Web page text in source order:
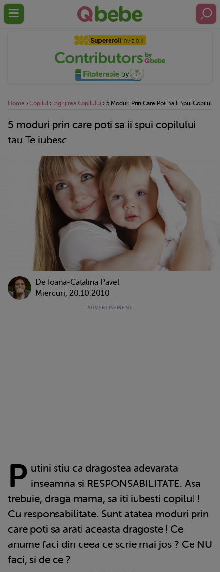
Home › Copilul › Ingrijirea Copilului › 5 Moduri Prin Care Poti Sa Ii Spui Copilului
5 moduri prin care poti sa ii spui copilului
tau Te iubesc
De Ioana-Catalina Pavel
Miercuri, 20.10.2010
P utini stiu ca dragostea adevarata
inseamna si RESPONSABILITATE. Asa
trebuie, draga mama, sa iti iubesti copilul !
Cu responsabilitate. Sunt atatea moduri prin
care poti sa arati aceasta dragoste ! Ce
anume faci din ceea ce scrie mai jos ? Ce NU
faci, si de ce ?